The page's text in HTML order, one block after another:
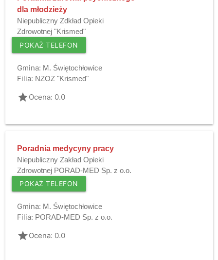
dla młodzieży
Niepubliczny Zdkład Opieki
Zdrowotnej "Krismed"
POKAŻ TELEFON
Gmina: M. Świętochłowice
Filia: NZOZ "Krismed"
gradeOcena: 0.0
Poradnia medycyny pracy
Niepubliczny Zakład Opieki
Zdrowotnej PORAD-MED Sp. z o.o.
POKAŻ TELEFON
Gmina: M. Świętochłowice
Filia: PORAD-MED Sp. z o.o.
gradeOcena: 0.0